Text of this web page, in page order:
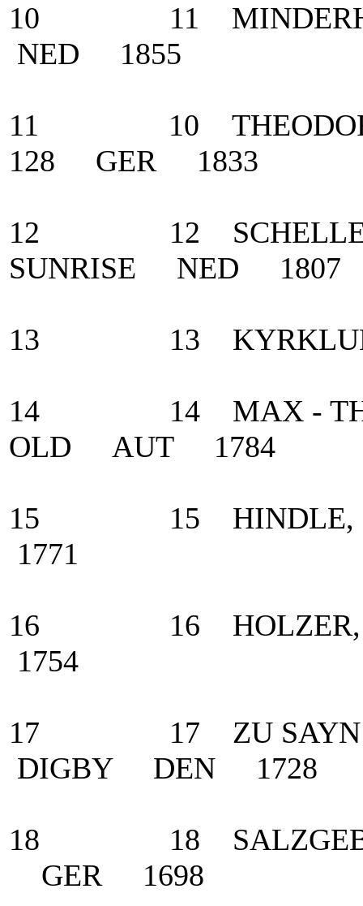
10 11
NED 1855
11 10
128 GER 1833
12 12
SUNRISE NED 1807
13 13
14 14 MAX -
OLD AUT 1784
15 15 HINDLE,
1771
16 16 HOLZER,
1754
17 17 ZU SAYN -
DIGBY DEN 1728
18 18
GER 1698